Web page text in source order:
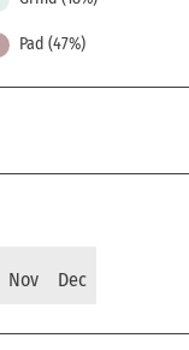
Pad (47%)
Nov Dec